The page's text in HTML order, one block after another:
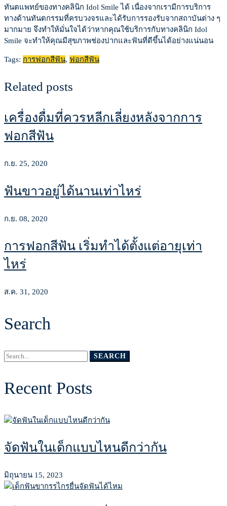
ทันตแพทย์ของทางคลินิก Idol Smile ได้ เนื่องจากเรามีการบริการ
ทางด้านทันตกรรมที่ครบวงจรและได้รับการรองรับจากสถาบันต่าง ๆ
มากมาย จึงทำให้มั่นใจได้ว่าหากคุณใช้บริการกับทางคลินิก Idol
Smile จะทำให้คุณมีสุขภาพช่องปากและฟันที่ดีขึ้นได้อย่างแน่นอน
Tags: การฟอกสีฟัน, ฟอกสีฟัน
Related posts
เครื่องดื่มที่ควรหลีกเลี่ยงหลังจากการ
ฟอกสีฟัน
ก.ย. 25, 2020
ฟันขาวอยู่ได้นานเท่าไหร่
ก.ย. 08, 2020
การฟอกสีฟัน เริ่มทำได้ตั้งแต่อายุเท่า
ไหร่
ส.ค. 31, 2020
Search
Search
SEARCH
Recent Posts
จัดฟันในเด็กแบบไหนดีกว่ากัน
มิถุนายน 15, 2023